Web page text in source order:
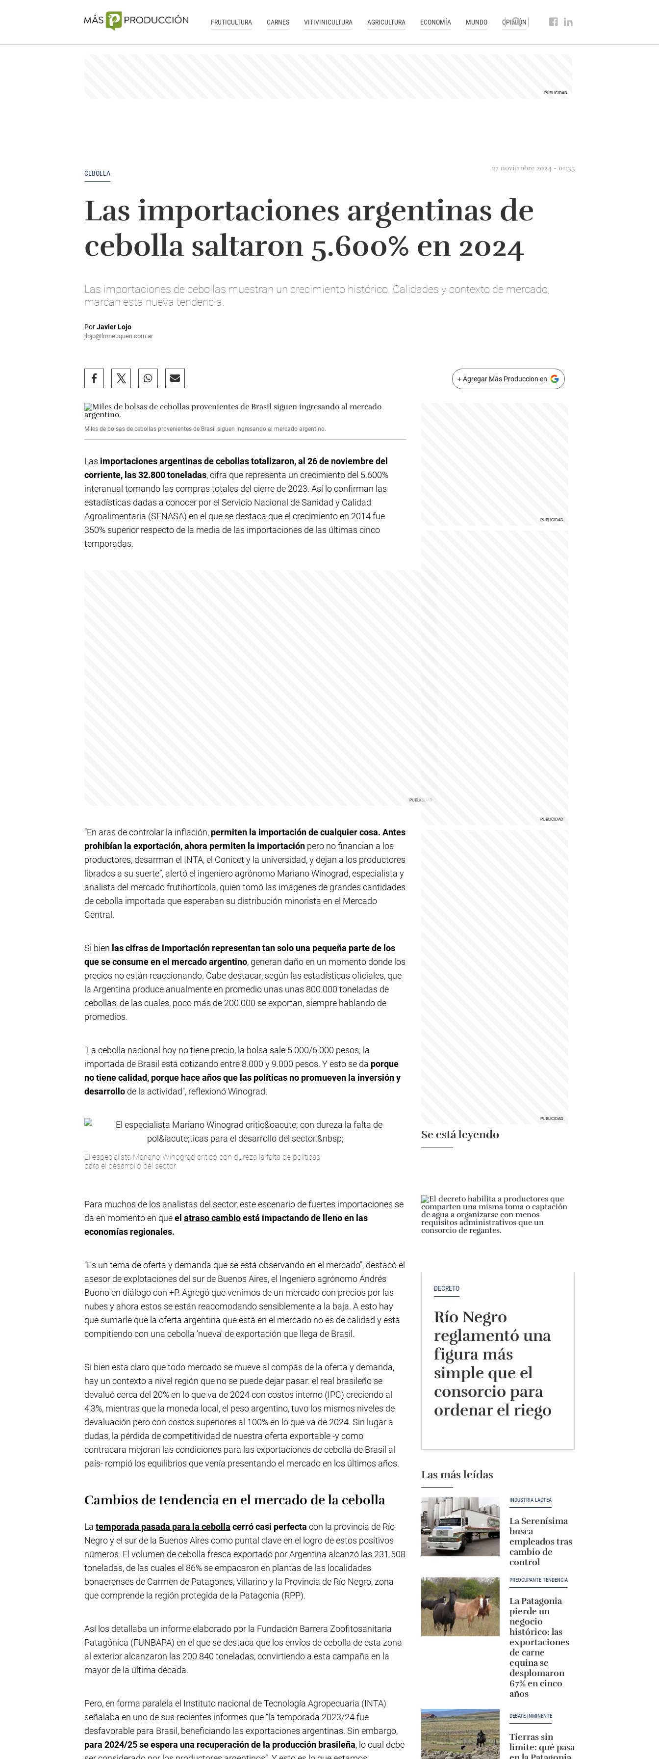
FRUTICULTURA CARNES VITIVINICULTURA AGRICULTURA ECONOMÍA MUNDO OPINIÓN
CEBOLLA
27 noviembre 2024 - 01:35
Las importaciones argentinas de
cebolla saltaron 5.600% en 2024
Las importaciones de cebollas muestran un crecimiento histórico. Calidades y contexto de mercado,
marcan esta nueva tendencia.
PorJavier Lojo
jlojo@lmneuquen.com.ar
+ Agregar Más Produccion en
Miles de bolsas de cebollas provenientes de Brasil siguen ingresando al mercado argentino.
Las importacionesargentinas de cebollastotalizaron, al 26 de noviembre del
corriente, las 32.800 toneladas, cifra que representa un crecimiento del 5.600%
interanual tomando las compras totales del cierre de 2023. Así lo confirman las
estadísticas dadas a conocer por el Servicio Nacional de Sanidad y Calidad
Agroalimentaria (SENASA) en el que se destaca que el crecimiento en 2014 fue
350% superior respecto de la media de las importaciones de las últimas cinco
temporadas.
“En aras de controlar la inflación, permiten la importación de cualquier cosa. Antes
prohibían la exportación, ahora permiten la importación pero no financian a los
productores, desarman el INTA, el Conicet y la universidad, y dejan a los productores
librados a su suerte”, alertó el ingeniero agrónomo Mariano Winograd, especialista y
analista del mercado frutihortícola, quien tomó las imágenes de grandes cantidades
de cebolla importada que esperaban su distribución minorista en el Mercado
Central.
Si bien las cifras de importación representan tan solo una pequeña parte de los
que se consume en el mercado argentino, generan daño en un momento donde los
precios no están reaccionando. Cabe destacar, según las estadísticas oficiales, que
la Argentina produce anualmente en promedio unas unas 800.000 toneladas de
cebollas, de las cuales, poco más de 200.000 se exportan, siempre hablando de
promedios.
"La cebolla nacional hoy no tiene precio, la bolsa sale 5.000/6.000 pesos; la
importada de Brasil está cotizando entre 8.000 y 9.000 pesos. Y esto se da porque
no tiene calidad, porque hace años que las políticas no promueven la inversión y
desarrollo de la actividad", reflexionó Winograd.
El especialista Mariano Winograd criticó con dureza la falta de políticas
para el desarrollo del sector.
Para muchos de los analistas del sector, este escenario de fuertes importaciones se
da en momento en queel atraso cambioestá impactando de lleno en las
economías regionales.
"Es un tema de oferta y demanda que se está observando en el mercado", destacó el
asesor de explotaciones del sur de Buenos Aires, el Ingeniero agrónomo Andrés
Buono en diálogo con +P. Agregó que venimos de un mercado con precios por las
nubes y ahora estos se están reacomodando sensiblemente a la baja. A esto hay
que sumarle que la oferta argentina que está en el mercado no es de calidad y está
compitiendo con una cebolla 'nueva' de exportación que llega de Brasil.
Si bien esta claro que todo mercado se mueve al compás de la oferta y demanda,
hay un contexto a nivel región que no se puede dejar pasar: el real brasileño se
devaluó cerca del 20% en lo que va de 2024 con costos interno (IPC) creciendo al
4,3%, mientras que la moneda local, el peso argentino, tuvo los mismos niveles de
devaluación pero con costos superiores al 100% en lo que va de 2024. Sin lugar a
dudas, la pérdida de competitividad de nuestra oferta exportable -y como
contracara mejoran las condiciones para las exportaciones de cebolla de Brasil al
país- rompió los equilibrios que venía presentando el mercado en los últimos años.
Cambios de tendencia en el mercado de la cebolla
La temporada pasada para la cebolla cerró casi perfecta con la provincia de Río
Negro y el sur de la Buenos Aires como puntal clave en el logro de estos positivos
números. El volumen de cebolla fresca exportado por Argentina alcanzó las 231.508
toneladas, de las cuales el 86% se empacaron en plantas de las localidades
bonaerenses de Carmen de Patagones, Villarino y la Provincia de Río Negro, zona
que comprende la región protegida de la Patagonia (RPP).
Así los detallaba un informe elaborado por la Fundación Barrera Zoofitosanitaria
Patagónica (FUNBAPA) en el que se destaca que los envíos de cebolla de esta zona
al exterior alcanzaron las 200.840 toneladas, convirtiendo a esta campaña en la
mayor de la última década.
Pero, en forma paralela el Instituto nacional de Tecnología Agropecuaria (INTA)
señalaba en uno de sus recientes informes que “la temporada 2023/24 fue
desfavorable para Brasil, beneficiando las exportaciones argentinas. Sin embargo,
para 2024/25 se espera una recuperación de la producción brasileña, lo cual debe
Se está leyendo
DECRETO
Río Negro
reglamentó una
figura más
simple que el
consorcio para
ordenar el riego
Las más leídas
INDUSTRIA LÁCTEA
La Serenísima
busca
empleados tras
cambio de
control
PREOCUPANTE TENDENCIA
La Patagonia
pierde un
negocio
histórico: las
exportaciones
de carne
equina se
desplomaron
67% en cinco
años
DEBATE INMINENTE
Tierras sin
límite: qué pasa